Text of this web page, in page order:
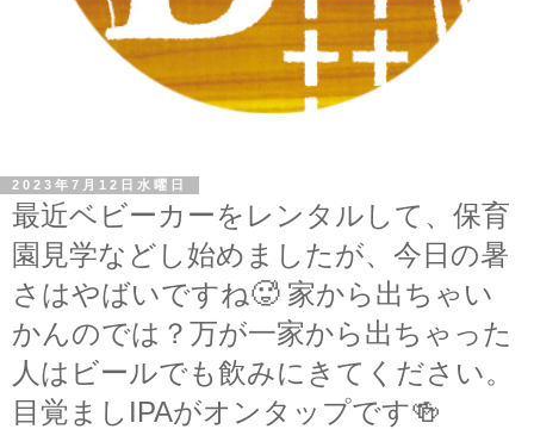
2023年7月12日水曜日
最近ベビーカーをレンタルして、保育
園見学などし始めましたが、今日の暑
さはやばいですね🥵 家から出ちゃい
かんのでは？万が一家から出ちゃった
人はビールでも飲みにきてください。
目覚ましIPAがオンタップです🍻